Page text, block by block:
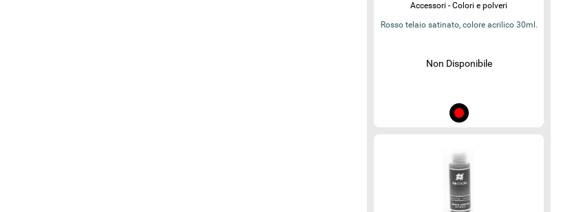
Accessori - Colori e polveri
Rosso telaio satinato, colore acrilico 30ml.
Non Disponibile